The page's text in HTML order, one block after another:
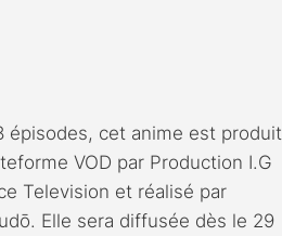
épisodes, cet anime est produit
VOD par Production I.G
Television et réalisé par
Elle sera diffusée dès le 29